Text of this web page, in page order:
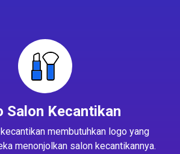
Salon Kecantikan
membutuhkan logo yang
menonjolkan salon kecantikannya.